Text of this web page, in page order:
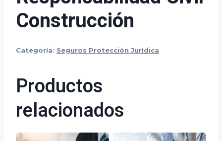
Construcción
Categoría: Seguros Protección Jurídica
Productos
relacionados